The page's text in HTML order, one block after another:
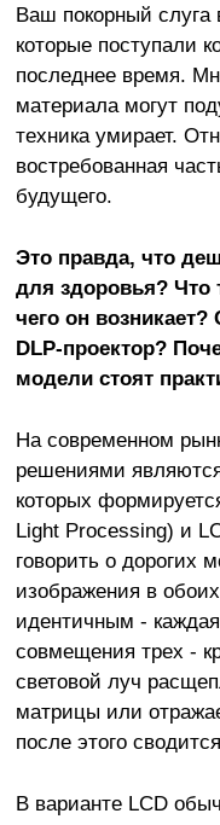
Ваш покорный
которые поступали
последнее время.
материала могут
техника умирает.
востребованная
будущего.
Это правда, что
для здоровья? Что
чего он
DLP-проектор?
модели стоят
На современном
решениями
которых
Light Processing) и
говорить о дорогих
изображения в
идентичным - каждая
совмещения трех -
световой луч
матрицы или
после этого
В варианте LCD